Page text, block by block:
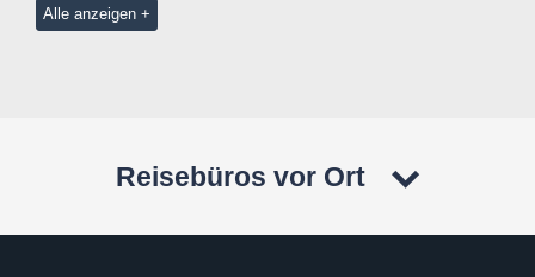
Alle anzeigen
Reisebüros vor Ort